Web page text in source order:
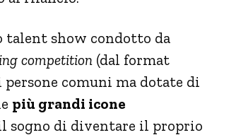
talent show condotto da
competition (dal format
persone comuni ma dotate di
più grandi icone
sogno di diventare il proprio